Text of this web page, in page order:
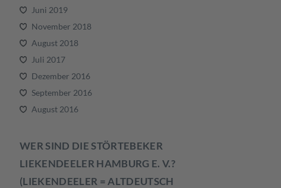
Juni 2019
November 2018
August 2018
Juli 2017
Dezember 2016
September 2016
August 2016
WER SIND DIE STÖRTEBEKER
LIEKENDEELER HAMBURG E. V.?
(LIEKENDEELER = ALTDEUTSCH